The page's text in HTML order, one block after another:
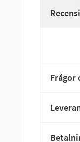
Frågor